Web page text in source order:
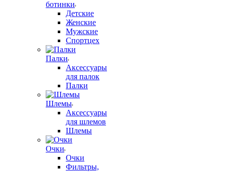
ботинки
Детские
Женские
Мужские
Спортцех
Палки
Аксессуары
для палок
Палки
Шлемы
Аксессуары
для шлемов
Шлемы
Очки
Очки
Фильтры,